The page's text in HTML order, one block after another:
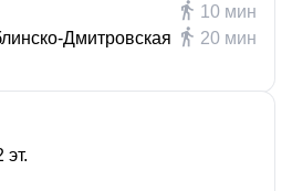
10 мин
Дмитровская
20 мин
эт.